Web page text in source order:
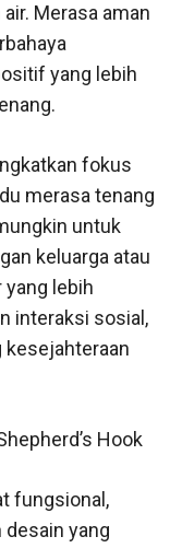
Merasa aman
yang lebih
fokus
merasa tenang
untuk
keluarga atau
lebih
interaksi sosial,
kesejahteraan
Hook
fungsional,
yang